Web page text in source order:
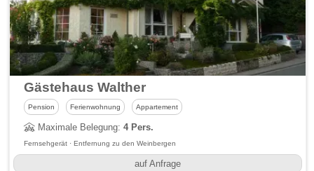
Gästehaus Walther
Pension Ferienwohnung Appartement
Maximale Belegung:4 Pers.
Fernsehgerät · Entfernung zu den Weinbergen
auf Anfrage